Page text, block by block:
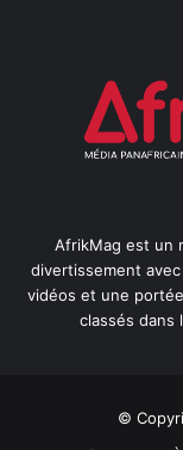
AfrikMag est un
divertissement
vidéos et une
classés dans
©